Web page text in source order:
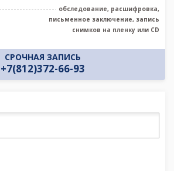
обследование, расшифровка,
письменное заключение, запись
снимков на пленку или CD
СРОЧНАЯ ЗАПИСЬ
+7(812)372-66-93